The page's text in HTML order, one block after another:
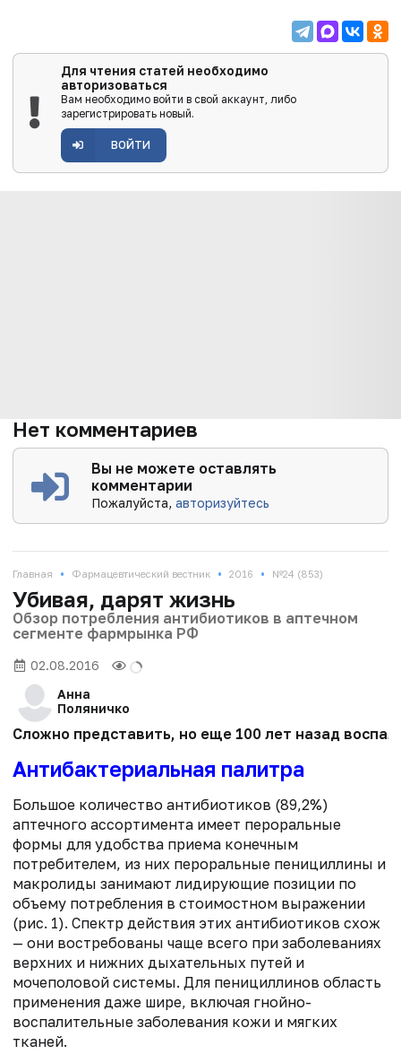
Для чтения статей необходимо
авторизоваться
Вам необходимо войти в свой аккаунт, либо
зарегистрировать новый.
ВОЙТИ
Нет комментариев
Вы не можете оставлять
комментарии
Пожалуйста,авторизуйтесь
Главная • Фармацевтический вестник • 2016 • №24 (853)
Убивая, дарят жизнь
Обзор потребления антибиотиков в аптечном
сегменте фармрынка РФ
02.08.2016
Анна
Поляничко
Сложно представить, но еще 100 лет назад
Антибактериальная палитра
Большое количество антибиотиков (89,2%)
аптечного ассортимента имеет пероральные
формы для удобства приема конечным
потребителем, из них пероральные пенициллины и
макролиды занимают лидирующие позиции по
объему потребления в стоимостном выражении
(рис. 1). Спектр действия этих антибиотиков схож
— они востребованы чаще всего при заболеваниях
верхних и нижних дыхательных путей и
мочеполовой системы. Для пенициллинов область
применения даже шире, включая гнойно-
воспалительные заболевания кожи и мягких
тканей.